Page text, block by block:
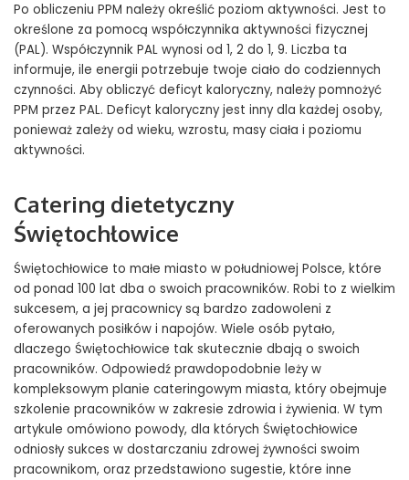
Po obliczeniu PPM należy określić poziom aktywności. Jest to
określone za pomocą współczynnika aktywności fizycznej
(PAL). Współczynnik PAL wynosi od 1, 2 do 1, 9. Liczba ta
informuje, ile energii potrzebuje twoje ciało do codziennych
czynności. Aby obliczyć deficyt kaloryczny, należy pomnożyć
PPM przez PAL. Deficyt kaloryczny jest inny dla każdej osoby,
ponieważ zależy od wieku, wzrostu, masy ciała i poziomu
aktywności.
Catering dietetyczny
Świętochłowice
Świętochłowice to małe miasto w południowej Polsce, które
od ponad 100 lat dba o swoich pracowników. Robi to z wielkim
sukcesem, a jej pracownicy są bardzo zadowoleni z
oferowanych posiłków i napojów. Wiele osób pytało,
dlaczego Świętochłowice tak skutecznie dbają o swoich
pracowników. Odpowiedź prawdopodobnie leży w
kompleksowym planie cateringowym miasta, który obejmuje
szkolenie pracowników w zakresie zdrowia i żywienia. W tym
artykule omówiono powody, dla których Świętochłowice
odniosły sukces w dostarczaniu zdrowej żywności swoim
pracownikom, oraz przedstawiono sugestie, które inne